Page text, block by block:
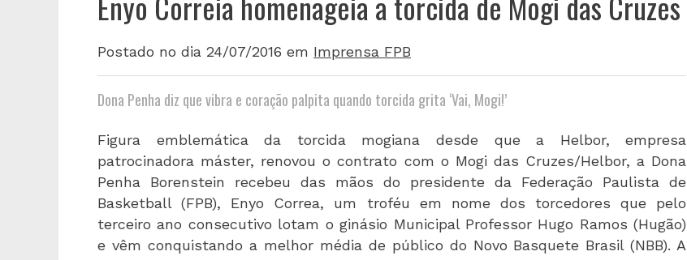
Postado no dia 24/07/2016 em Imprensa FPB
Dona Penha diz que vibra e coração palpita quando torcida grita ‘Vai, Mogi!’
Figura emblemática da torcida mogiana desde que a Helbor, empresa
patrocinadora máster, renovou o contrato com o Mogi das Cruzes/Helbor, a Dona
Penha Borenstein recebeu das mãos do presidente da Federação Paulista de
Basketball (FPB), Enyo Correa, um troféu em nome dos torcedores que pelo
terceiro ano consecutivo lotam o ginásio Municipal Professor Hugo Ramos (Hugão)
e vêm conquistando a melhor média de público do Novo Basquete Brasil (NBB). A